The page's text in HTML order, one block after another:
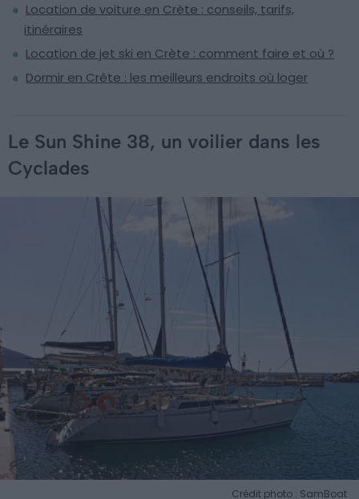
Location de voiture en Crète : conseils, tarifs,
itinéraires
Location de jet ski en Crète : comment faire et où ?
Dormir en Crète : les meilleurs endroits où loger
Le Sun Shine 38, un voilier dans les
Cyclades
Crédit photo : SamBoat